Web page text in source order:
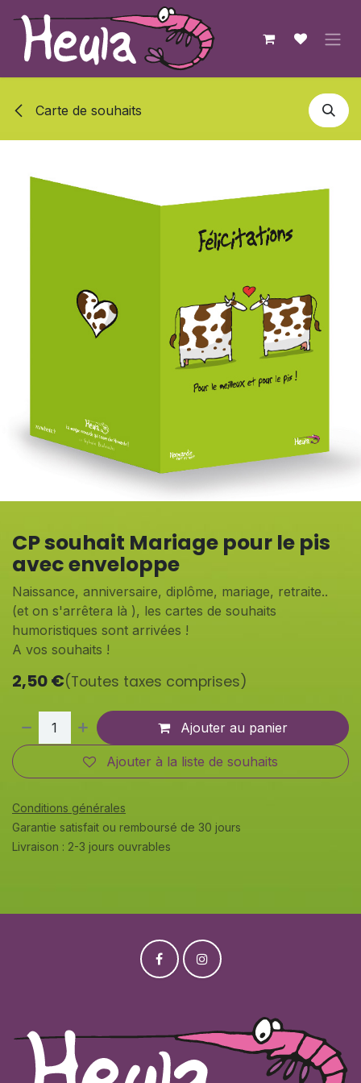
Carte de souhaits
CP souhait Mariage pour le pis
avec enveloppe
Naissance, anniversaire, diplôme, mariage, retraite..
(et on s'arrêtera là ), les cartes de souhaits
humoristiques sont arrivées !
A vos souhaits !
2,50€(Toutes taxes comprises)
Ajouter au panier
Ajouter à la liste de souhaits
Conditions générales
Garantie satisfait ou remboursé de 30 jours
Livraison : 2-3 jours ouvrables